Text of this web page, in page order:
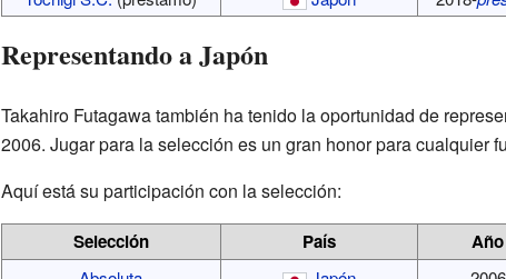
Representando a Japón
Takahiro Futagawa también ha tenido la oportunidad de
2006. Jugar para la selección es un gran honor para cualquier
Aquí está su participación con la selección:
Selección País Año